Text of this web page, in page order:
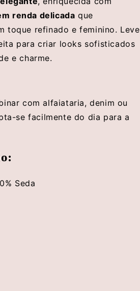
renda delicada que
toque refinado e feminino. Leve
para criar looks sofisticados
e charme.
com alfaiataria, denim ou
se facilmente do dia para a
Seda